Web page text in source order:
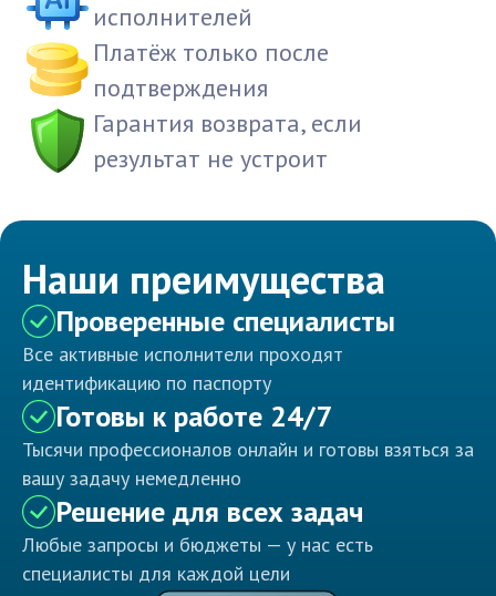
исполнителей
Платёж только после
подтверждения
Гарантия возврата, если
результат не устроит
Наши преимущества
Проверенные специалисты
Все активные исполнители проходят
идентификацию по паспорту
Готовы к работе 24/7
Тысячи профессионалов онлайн и готовы взяться за
вашу задачу немедленно
Решение для всех задач
Любые запросы и бюджеты — у нас есть
специалисты для каждой цели